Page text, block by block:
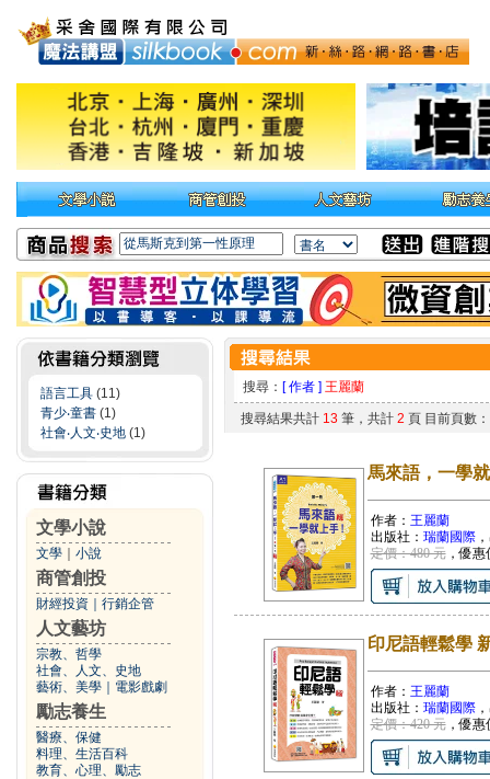
語言工具 (11)
青少‧童書 (1)
社會‧人文‧史地 (1)
文學小說
文學 小說
商管創投
財經投資 行銷企管
人文藝坊
宗教、哲學
社會、人文、史地
藝術、美學
電影戲劇
勵志養生
醫療、保健
料理、生活百科
教育、心理、勵志
搜尋： [ 作者 ] 王麗蘭
搜尋結果共計 13 筆，共計 2 頁 目前頁數
馬來語，一學
作者： 王麗蘭
出版社： 瑞蘭國際
定價：480 元，優惠
印尼語輕鬆學
作者： 王麗蘭
出版社： 瑞蘭國際
定價：420 元，優惠